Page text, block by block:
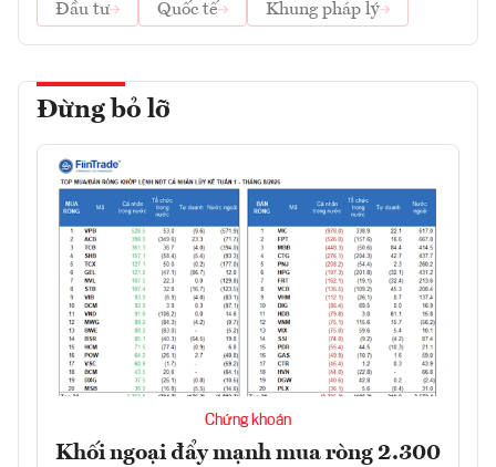
Đầu tư
Quốc tế Khung pháp lý
Đừng bỏ lỡ
Chứng khoán
Khối ngoại đẩy mạnh mua ròng 2.300